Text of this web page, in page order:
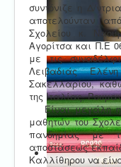
συντόνιζε η Δ/
αποτελούνταν
Σχολείου κ.
Αγορίτσα και Π.Ε
με τις
Λειβαδιάς
Σακελλαρίου,
της Ιταλίας,
Είναι μεγάλη η
μαθητών του
πανδημίας με
αποστάσεως
Καλλίθηρου να